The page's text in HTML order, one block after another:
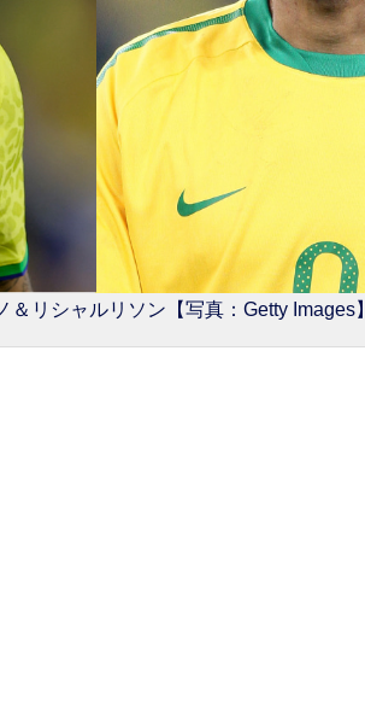
＆リシャルリソン【写真：Getty Images】